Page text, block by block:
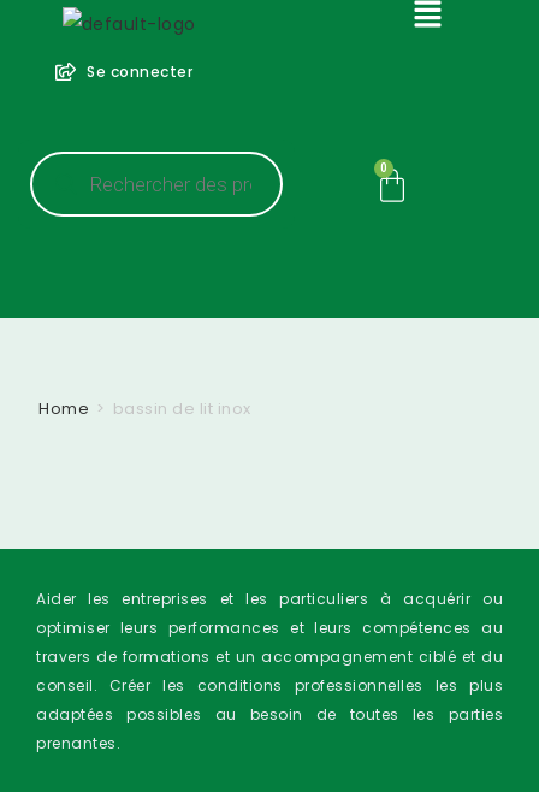
Se connecter
0
Home > bassin de lit inox
Aider les entreprises et les particuliers à acquérir ou
optimiser leurs performances et leurs compétences au
travers de formations et un accompagnement ciblé et du
conseil. Créer les conditions professionnelles les plus
adaptées possibles au besoin de toutes les parties
prenantes.